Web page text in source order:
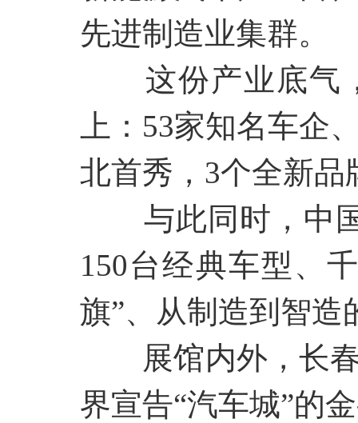
先进制造业集群。
这份产业底气
上： 53家知名车企
北首秀，3个全新
与此同时，中
150台经典车型、
旗”、从制造到智造
展馆内外，长
界宣告“汽车城”的